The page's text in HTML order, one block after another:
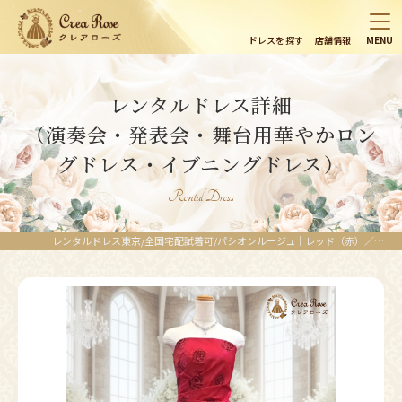
ドレスを探す 店舗情報 MENU
レンタルドレス詳細
（演奏会・発表会・舞台用華やかロン
グドレス・イブニングドレス）
Rental Dress
レンタルドレス東京/全国宅配試着可/パシオンルージュ｜レッド（赤）／女性の美しさを最大限に引き出す大人の女性のための真紅の演奏会用ロングドレス